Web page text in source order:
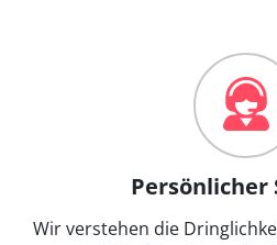
Persönlicher
Wir verstehen die